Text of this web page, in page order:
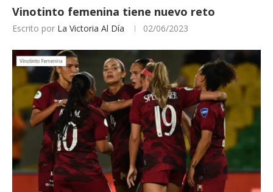
Vinotinto femenina tiene nuevo reto
Escrito por La Victoria Al Día 02/06/2023